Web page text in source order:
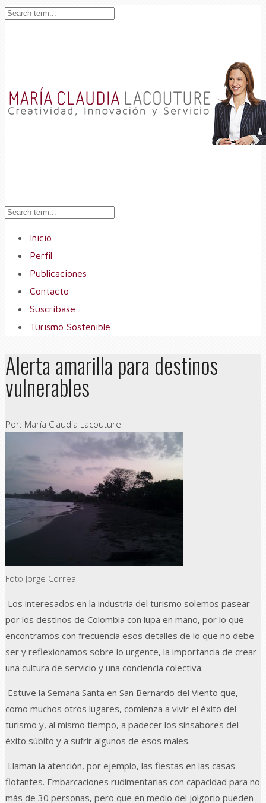
Inicio
Perfil
Publicaciones
Contacto
Suscríbase
Turismo Sostenible
Alerta amarilla para destinos
vulnerables
Por: María Claudia Lacouture
Foto Jorge Correa
Los interesados en la industria del turismo solemos pasear
por los destinos de Colombia con lupa en mano, por lo que
encontramos con frecuencia esos detalles de lo que no debe
ser y reflexionamos sobre lo urgente, la importancia de crear
una cultura de servicio y una conciencia colectiva.
Estuve la Semana Santa en San Bernardo del Viento que,
como muchos otros lugares, comienza a vivir el éxito del
turismo y, al mismo tiempo, a padecer los sinsabores del
éxito súbito y a sufrir algunos de esos males.
Llaman la atención, por ejemplo, las fiestas en las casas
flotantes. Embarcaciones rudimentarias con capacidad para no
más de 30 personas, pero que en medio del jolgorio pueden